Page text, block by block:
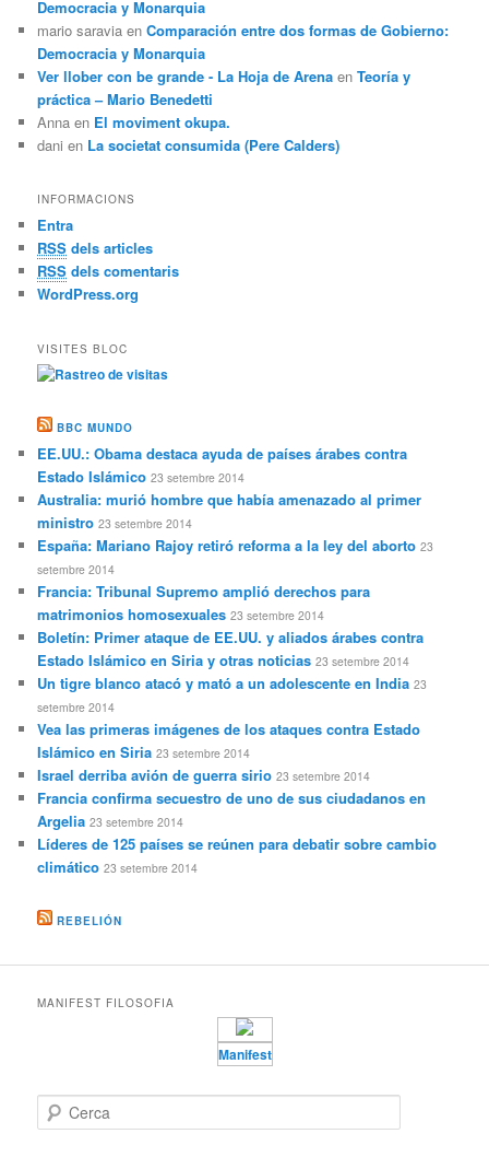
Democracia y Monarquia
mario saravia enComparación entre dos formas de Gobierno:
Democracia y Monarquia
Ver llober con be grande - La Hoja de Arena enTeoría y
práctica – Mario Benedetti
Anna en El moviment okupa.
dani en La societat consumida (Pere Calders)
INFORMACIONS
Entra
RSS dels articles
RSS dels comentaris
WordPress.org
VISITES BLOC
BBC MUNDO
EE.UU.: Obama destaca ayuda de países árabes contra
Estado Islámico 23 setembre 2014
Australia: murió hombre que había amenazado al primer
ministro 23 setembre 2014
España: Mariano Rajoy retiró reforma a la ley del aborto 23
setembre 2014
Francia: Tribunal Supremo amplió derechos para
matrimonios homosexuales 23 setembre 2014
Boletín: Primer ataque de EE.UU. y aliados árabes contra
Estado Islámico en Siria y otras noticias 23 setembre 2014
Un tigre blanco atacó y mató a un adolescente en India 23
setembre 2014
Vea las primeras imágenes de los ataques contra Estado
Islámico en Siria 23 setembre 2014
Israel derriba avión de guerra sirio 23 setembre 2014
Francia confirma secuestro de uno de sus ciudadanos en
Argelia 23 setembre 2014
Líderes de 125 países se reúnen para debatir sobre cambio
climático 23 setembre 2014
REBELIÓN
MANIFEST FILOSOFIA
Manifest
e